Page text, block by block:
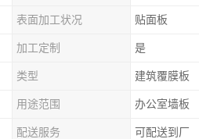
表面加工状况 贴面板
加工定制 是
类型 建筑覆膜板
用途范围 办公室墙板
配送服务 可配送到厂